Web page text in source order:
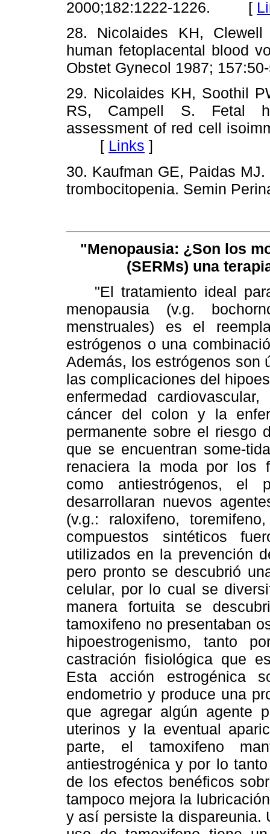
2000;182:1222-1226. [
28. Nicolaides KH,
human fetoplacental blood
Obstet Gynecol 1987;
29. Nicolaides KH, Soothil
RS, Campell S. Fetal
assessment of red cell
[ Links ]
30. Kaufman GE, Paidas
trombocitopenia. Semin
"Menopausia: ¿Son los
(SERMs) una
"El tratamiento ideal
menopausia (v.g.
menstruales) es el
estrógenos o una
Además, los estrógenos son
las complicaciones del
enfermedad
cáncer del colon y la
permanente sobre el riesgo
que se encuentran some-
renaciera la moda por los
como antiestrógenos,
desarrollaran nuevos
(v.g.: raloxifeno,
compuestos sintéticos
utilizados en la prevención
pero pronto se descubrió
celular, por lo cual se
manera fortuita se
tamoxifeno no presentaban
hipoestrogenismo, tanto
castración fisiológica que
Esta acción estrogénica
endometrio y produce una
que agregar algún agente
uterinos y la eventual
parte, el tamoxifeno
antiestrogénica y por lo
de los efectos benéficos
tampoco mejora la
y así persiste la dispareunia.